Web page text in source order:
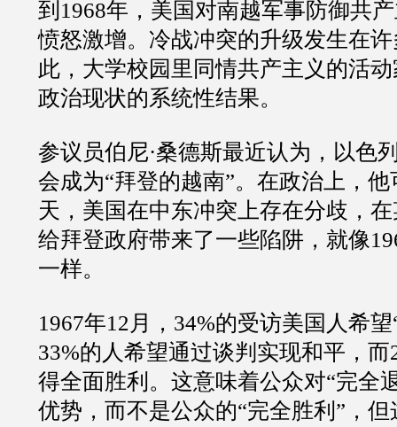
到1968年，美国对南越军事防御共
愤怒激增。冷战冲突的升级发生在
此，大学校园里同情共产主义的活
政治现状的系统性结果。
参议员伯尼·桑德斯最近认为，以色
会成为“拜登的越南”。在政治上，
天，美国在中东冲突上存在分歧，
给拜登政府带来了一些陷阱，就像
一样。
1967年12月，34%的受访美国人希
33%的人希望通过谈判实现和平，而
得全面胜利。这意味着公众对“完全
优势，而不是公众的“完全胜利”，